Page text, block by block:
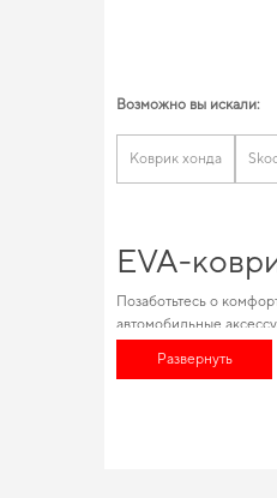
Возможно вы искали:
Коврик хонда
EVA-
Позаботьтесь о
автомобильные
интернет
Развернуть